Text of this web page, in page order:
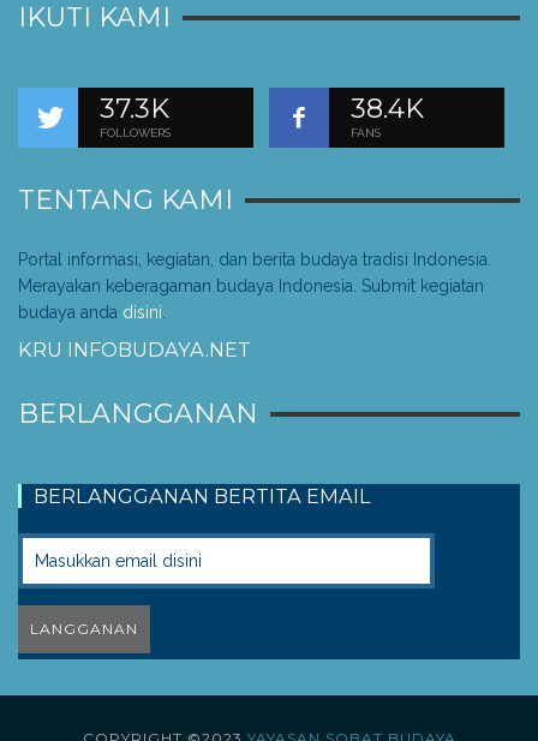
IKUTI KAMI
37.3K
FOLLOWERS
38.4K
FANS
TENTANG KAMI
Portal informasi, kegiatan, dan berita budaya tradisi Indonesia.
Merayakan keberagaman budaya Indonesia. Submit kegiatan
budaya anda disini
KRU INFOBUDAYA.NET
BERLANGGANAN
BERLANGGANAN BERTITA EMAIL